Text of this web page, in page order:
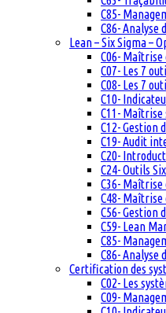
C85-
C86-
Lean – Six Sigma –
C06- Maîtrise
C07- Les 7
C08- Les 7
C10-
C11- Maîtrise
C12- Gestion
C19- Audit
C20-
C24- Outils
C36-
C48-
C56- Gestion
C59- Lean
C85-
C86-
Certification des
C02- Les
C09-